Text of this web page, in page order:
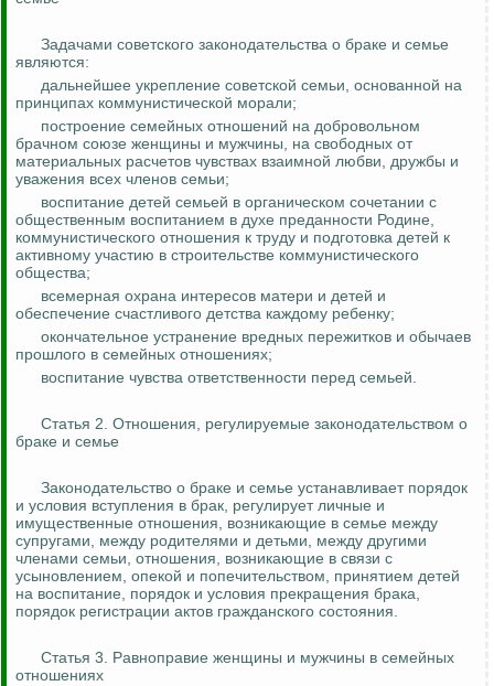
Задачами советского законодательства о браке и семье
являются:
дальнейшее укрепление советской семьи, основанной на
принципах коммунистической морали;
построение семейных отношений на добровольном
брачном союзе женщины и мужчины, на свободных от
материальных расчетов чувствах взаимной любви, дружбы и
уважения всех членов семьи;
воспитание детей семьей в органическом сочетании с
общественным воспитанием в духе преданности Родине,
коммунистического отношения к труду и подготовка детей к
активному участию в строительстве коммунистического
общества;
всемерная охрана интересов матери и детей и
обеспечение счастливого детства каждому ребенку;
окончательное устранение вредных пережитков и обычаев
прошлого в семейных отношениях;
воспитание чувства ответственности перед семьей.
Статья 2. Отношения, регулируемые законодательством о
браке и семье
Законодательство о браке и семье устанавливает порядок
и условия вступления в брак, регулирует личные и
имущественные отношения, возникающие в семье между
супругами, между родителями и детьми, между другими
членами семьи, отношения, возникающие в связи с
усыновлением, опекой и попечительством, принятием детей
на воспитание, порядок и условия прекращения брака,
порядок регистрации актов гражданского состояния.
Статья 3. Равноправие женщины и мужчины в семейных
отношениях